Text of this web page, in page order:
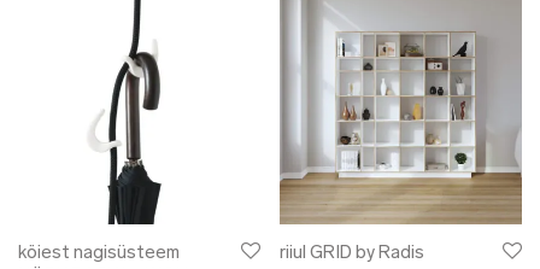
köiest nagisüsteem
riiul GRID by Radis